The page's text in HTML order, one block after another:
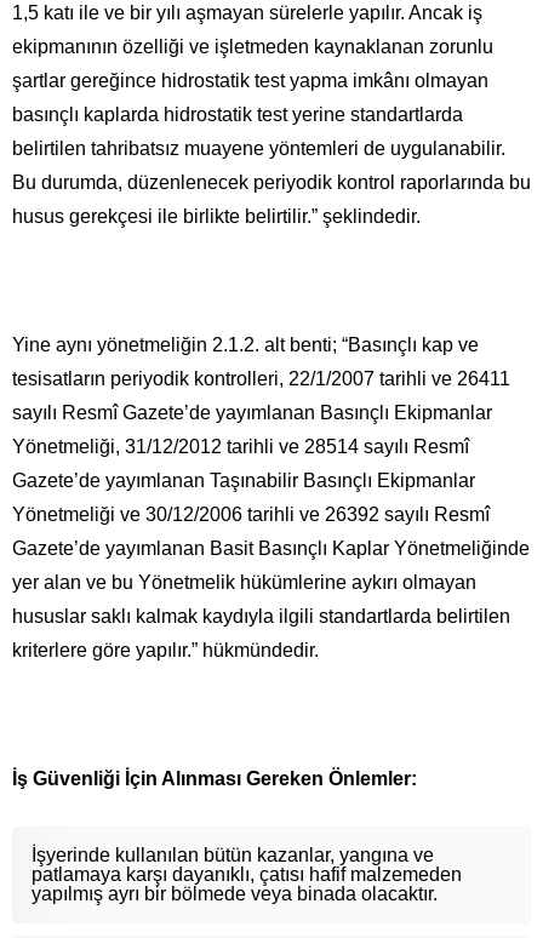
1,5 katı ile ve bir yılı aşmayan sürelerle yapılır. Ancak iş
ekipmanının özelliği ve işletmeden kaynaklanan zorunlu
şartlar gereğince hidrostatik test yapma imkânı olmayan
basınçlı kaplarda hidrostatik test yerine standartlarda
belirtilen tahribatsız muayene yöntemleri de uygulanabilir.
Bu durumda, düzenlenecek periyodik kontrol raporlarında bu
husus gerekçesi ile birlikte belirtilir.” şeklindedir.
Yine aynı yönetmeliğin 2.1.2. alt benti; “Basınçlı kap ve
tesisatların periyodik kontrolleri, 22/1/2007 tarihli ve 26411
sayılı Resmî Gazete’de yayımlanan Basınçlı Ekipmanlar
Yönetmeliği, 31/12/2012 tarihli ve 28514 sayılı Resmî
Gazete’de yayımlanan Taşınabilir Basınçlı Ekipmanlar
Yönetmeliği ve 30/12/2006 tarihli ve 26392 sayılı Resmî
Gazete’de yayımlanan Basit Basınçlı Kaplar Yönetmeliğinde
yer alan ve bu Yönetmelik hükümlerine aykırı olmayan
hususlar saklı kalmak kaydıyla ilgili standartlarda belirtilen
kriterlere göre yapılır.” hükmündedir.
İş Güvenliği İçin Alınması Gereken Önlemler:
İşyerinde kullanılan bütün kazanlar, yangına ve
patlamaya karşı dayanıklı, çatısı hafif malzemeden
yapılmış ayrı bir bölmede veya binada olacaktır.